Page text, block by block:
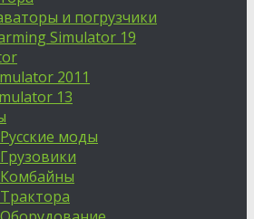
и погрузчики
Simulator 19
2011
13
Русские моды
Грузовики
Комбайны
Трактора